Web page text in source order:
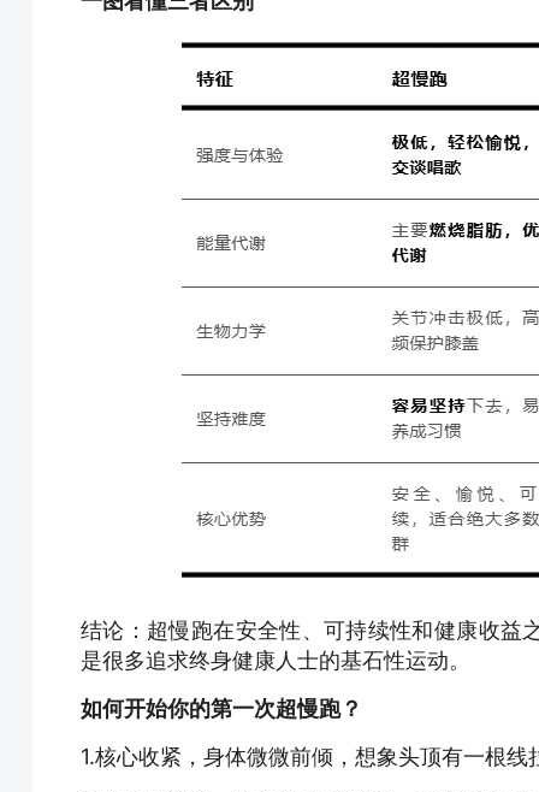
结论：超慢跑在安全性、可持续性和健康收益
是很多追求终身健康人士的基石性运动。
如何开始你的第一次超慢跑？
1.核心收紧，身体微微前倾，想象头顶有一根线